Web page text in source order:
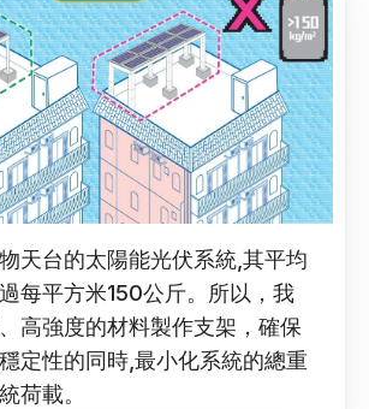
天台的太陽能光伏系統,其平均
每平方米150公斤。所以，我
高強度的材料製作支架，確保
定性的同時,最小化系統的總重
荷載。